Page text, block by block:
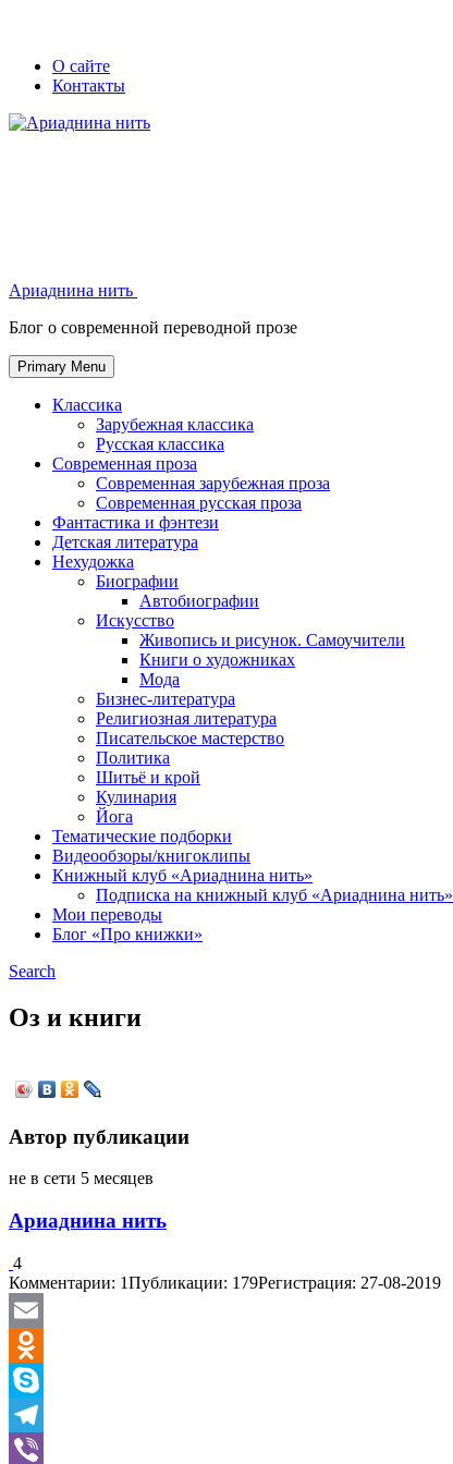
Skip
Secondary
left
navigation
Secondary
right
navigation
О сайте
Контакты
Ариаднина нить
Блог о современной переводной прозе
Primary Menu
Классика
Зарубежная классика
Русская классика
Современная проза
Современная зарубежная проза
Современная русская проза
Фантастика и фэнтези
Детская литература
Нехудожка
Биографии
Автобиографии
Искусство
Живопись и рисунок. Самоучители
Книги о художниках
Мода
Бизнес-литература
Религиозная литература
Писательское мастерство
Политика
Шитьё и крой
Кулинария
Йога
Тематические подборки
Видеообзоры/книгоклипы
Книжный клуб «Ариаднина нить»
Подписка на книжный клуб «Ариаднина нить»
Мои переводы
Блог «Про книжки»
Search
Оз и книги
Автор публикации
не в сети 5 месяцев
Ариаднина нить
4
Комментарии: 1Публикации: 179Регистрация: 27-08-2019
Email
Odnoklassniki
Skype
Telegram